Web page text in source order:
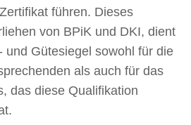
führen. Dieses
von BPiK und DKI, dient
und Gütesiegel sowohl für die
als auch für das
das diese Qualifikation